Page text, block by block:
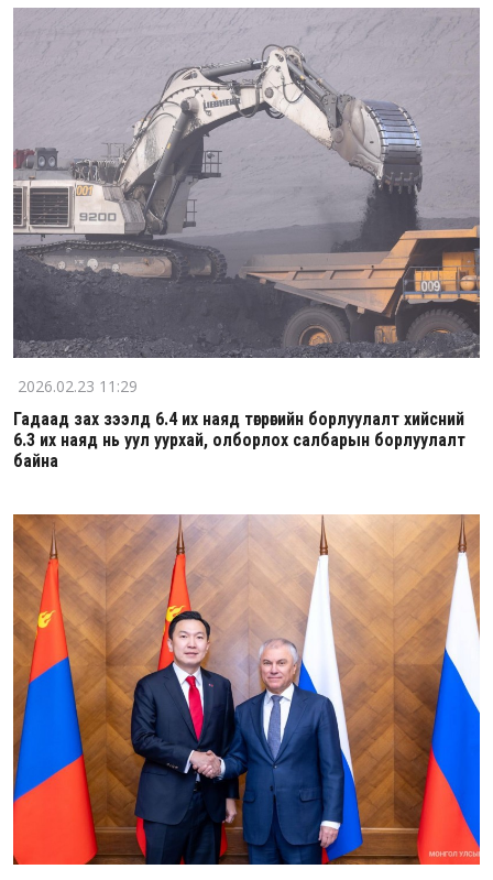
2026.02.23 11:29
Гадаад зах зээлд 6.4 их наяд төгрөгийн борлуулалт хийсний
6.3 их наяд нь уул уурхай, олборлох салбарын борлуулалт
байна